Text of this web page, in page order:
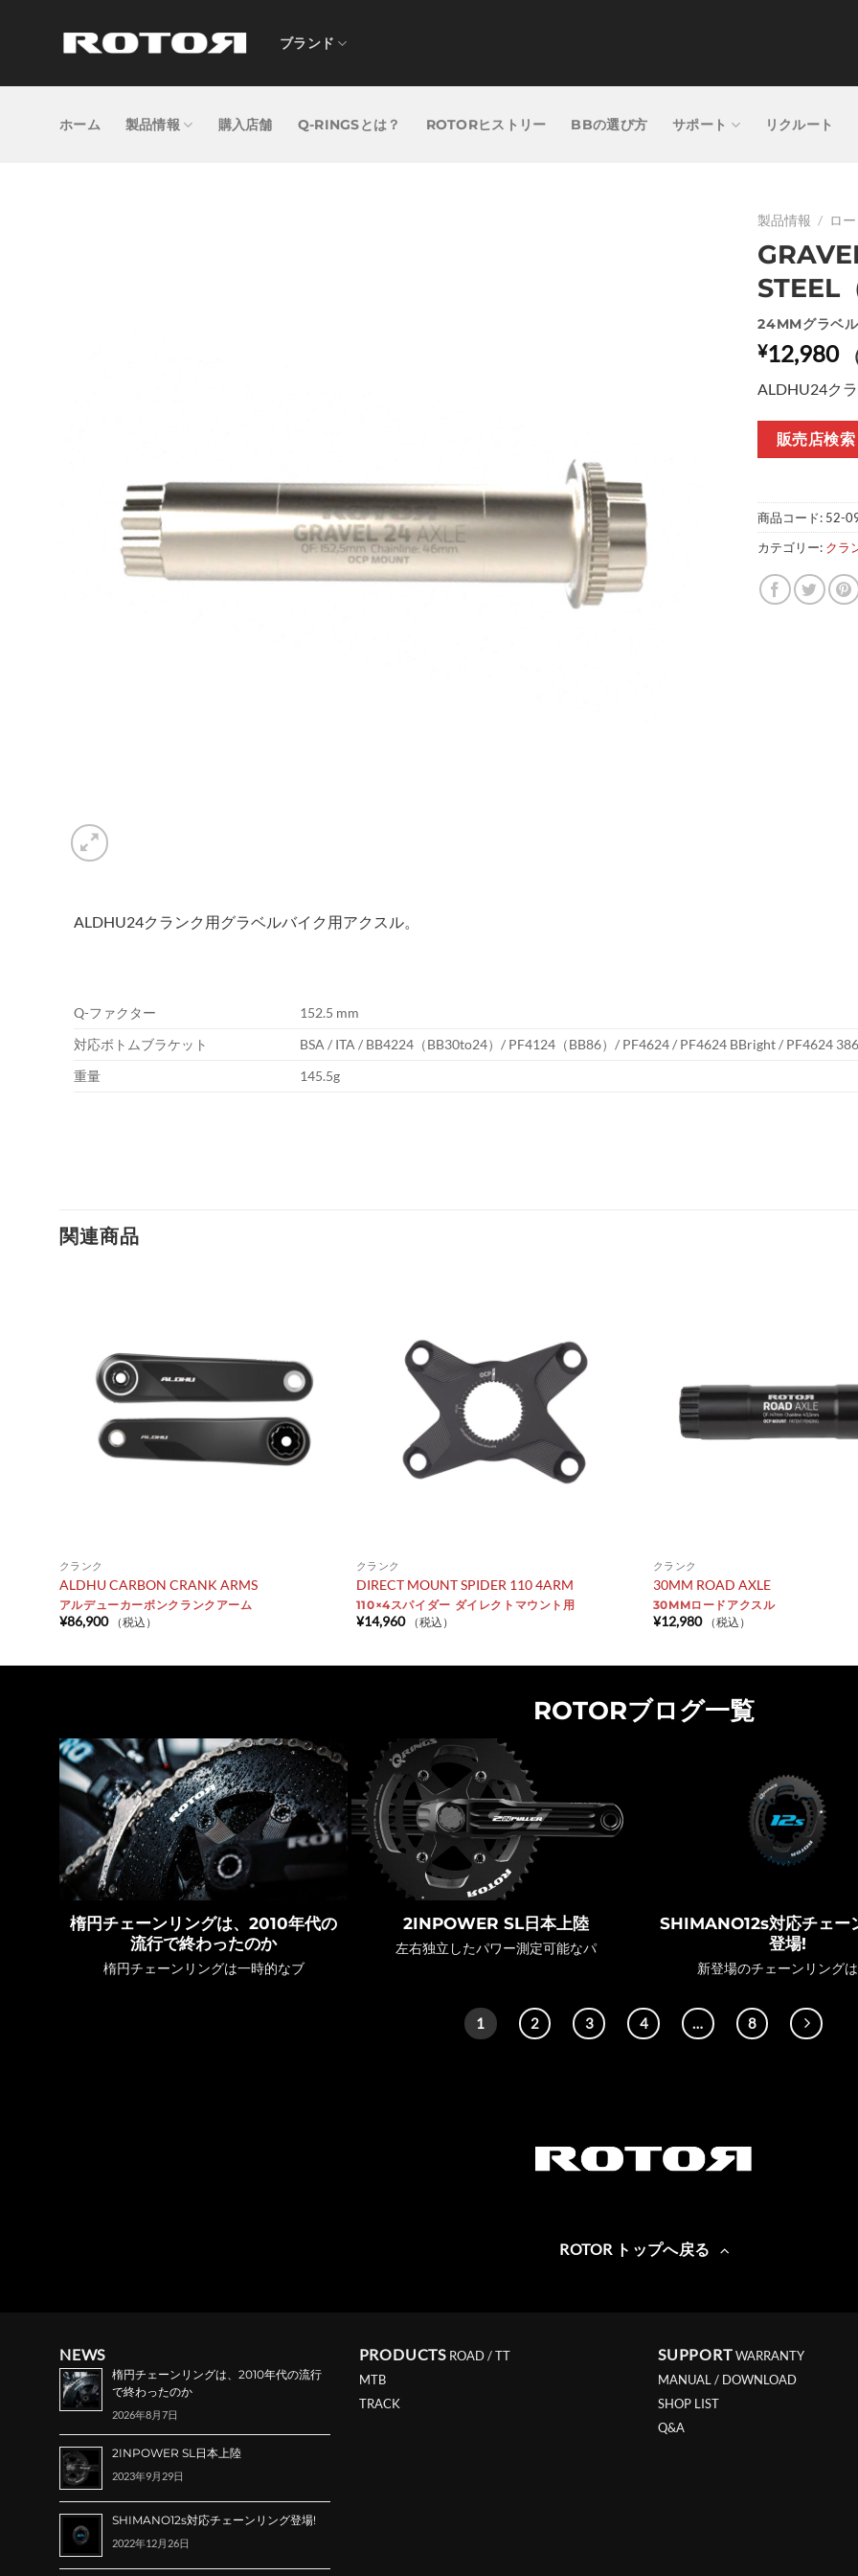
ブランド
ホーム 製品情報 購入店舗 Q-RINGSとは？ ROTORヒストリー BBの選び方 サポート リクルート
製品情報 / ロ
STEEL
24MMグラベ
¥12,980
ALDHU24ク
販売店検索
商品コード: 52-
カテゴリー: クラ
ALDHU24クランク用グラベルバイク用アクスル。
Q-ファクター
152.5 mm
対応ボトムブラケット
BSA / ITA / BB4224（BB30to24）/ PF4124（BB86）/ PF4624 / PF4624 BBright / PF4624
重量
145.5g
関連商品
クランク
ALDHU CARBON CRANK ARMS
アルデューカーボンクランクアーム
¥86,900 （税込）
クランク
DIRECT MOUNT SPIDER 110 4ARM
110×4スパイダー ダイレクトマウント用
¥14,960 （税込）
クランク
30MM ROAD AXLE
30MMロードアクスル
¥12,980 （税込）
ROTORブログ一覧
楕円チェーンリングは、2010年代の
流行で終わったのか
楕円チェーンリングは一時的なブ
2INPOWER SL日本上陸
左右独立したパワー測定可能なパ
SHIMANO12s対応チェー
登場!
新登場のチェーンリング
1 2 3 4 … 8
ROTOR トップへ戻る
NEWS
楕円チェーンリングは、2010年代の流行
で終わったのか
2026年8月7日
2INPOWER SL日本上陸
2023年9月29日
SHIMANO12s対応チェーンリング登場!
2022年12月26日
PRODUCTS ROAD / TT
MTB
TRACK
SUPPORT WARRANTY
MANUAL / DOWNLOAD
SHOP LIST
Q&A